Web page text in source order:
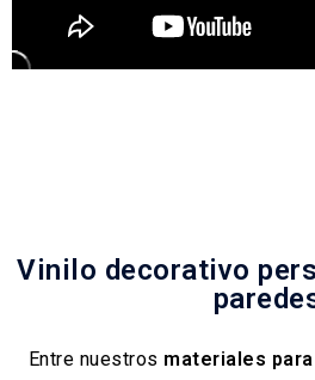
Vinilo decorativo
Entre nuestros materiales